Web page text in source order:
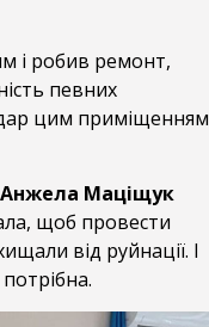
і робив ремонт,
певних
цим приміщенням
Маціщук
щоб провести
від руйнації. І